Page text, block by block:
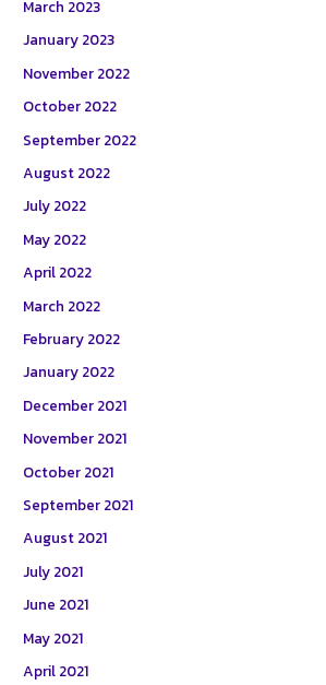
March 2023
January 2023
November 2022
October 2022
September 2022
August 2022
July 2022
May 2022
April 2022
March 2022
February 2022
January 2022
December 2021
November 2021
October 2021
September 2021
August 2021
July 2021
June 2021
May 2021
April 2021